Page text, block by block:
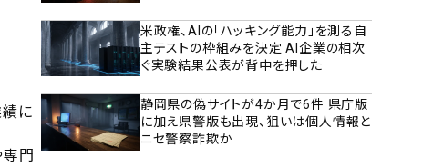
に
専門
米政権、AIの「ハッキング能力」を測る自
主テストの枠組みを決定 AI企業の相次
ぐ実験結果公表が背中を押した
静岡県の偽サイトが4か月で6件 県庁版
に加え県警版も出現、狙いは個人情報と
ニセ警察詐欺か